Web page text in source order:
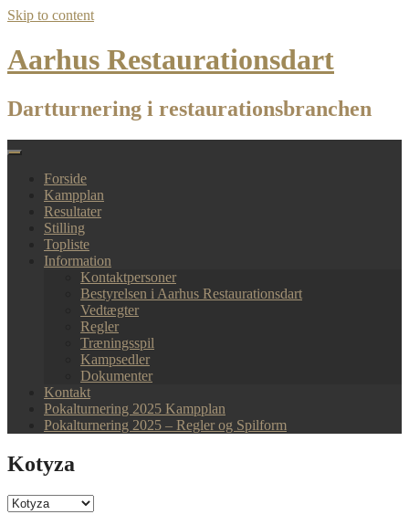
Skip to content
Aarhus Restaurationsdart
Dartturnering i restaurationsbranchen
Forside
Kampplan
Resultater
Stilling
Topliste
Information
Kontaktpersoner
Bestyrelsen i Aarhus Restaurationsdart
Vedtægter
Regler
Træningsspil
Kampsedler
Dokumenter
Kontakt
Pokalturnering 2025 Kampplan
Pokalturnering 2025 – Regler og Spilform
Kotyza